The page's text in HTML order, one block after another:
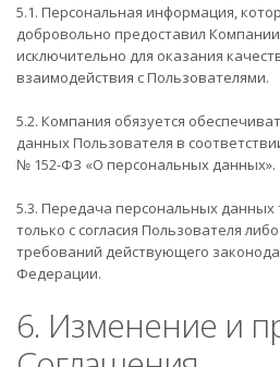
5.1. Персональная информация,
добровольно предоставил
исключительно для оказания
взаимодействия с Пользователями.
5.2. Компания обязуется
данных Пользователя в
№ 152-ФЗ «О персональных данных».
5.3. Передача персональных
только с согласия Пользователя
требований действующего
Федерации.
6. Изменение и